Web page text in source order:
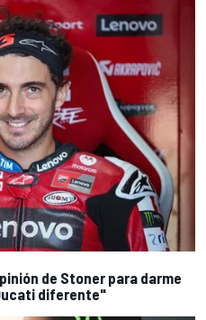
de Stoner para darme
diferente"